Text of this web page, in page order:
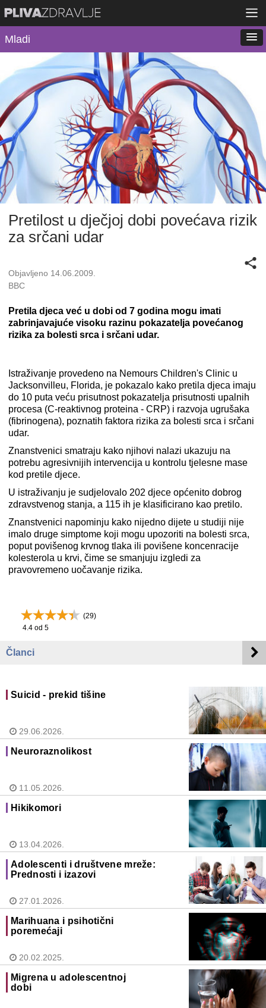
Mladi
Pretilost u dječjoj dobi povećava rizik
za srčani udar
Objavljeno 14.06.2009.
BBC
Pretila djeca već u dobi od 7 godina mogu imati
zabrinjavajuće visoku razinu pokazatelja povećanog
rizika za bolesti srca i srčani udar.
Istraživanje provedeno na Nemours Children's Clinic u
Jacksonvilleu, Florida, je pokazalo kako pretila djeca imaju
do 10 puta veću prisutnost pokazatelja prisutnosti upalnih
procesa (C-reaktivnog proteina - CRP) i razvoja ugrušaka
(fibrinogena), poznatih faktora rizika za bolesti srca i srčani
udar.
Znanstvenici smatraju kako njihovi nalazi ukazuju na
potrebu agresivnijih intervencija u kontrolu tjelesne mase
kod pretile djece.
U istraživanju je sudjelovalo 202 djece općenito dobrog
zdravstvenog stanja, a 115 ih je klasificirano kao pretilo.
Znanstvenici napominju kako nijedno dijete u studiji nije
imalo druge simptome koji mogu upozoriti na bolesti srca,
poput povišenog krvnog tlaka ili povišene koncenracije
kolesterola u krvi, čime se smanjuju izgledi za
pravovremeno uočavanje rizika.
(29)
4.4 od 5
Članci
Suicid - prekid tišine
29.06.2026.
Neuroraznolikost
11.05.2026.
Hikikomori
13.04.2026.
Adolescenti i društvene mreže:
Prednosti i izazovi
27.01.2026.
Marihuana i psihotični
poremećaji
20.02.2025.
Migrena u adolescentnoj
dobi